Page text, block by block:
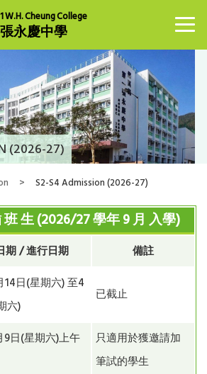
W.H. Cheung College
永慶中學
(2026-27)
> S2-S4 Admission (2026-27)
班 生(2026/27學年9月 入學)
期/進行日期
備註
14日(星期六) 至4
六)
已截止
9日(星期六)上午
只適用於獲邀請加
筆試的學生